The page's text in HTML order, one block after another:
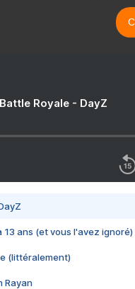
Royale - DayZ
13 ans (et vous l'avez ignoré)
(littéralement)
Rayan